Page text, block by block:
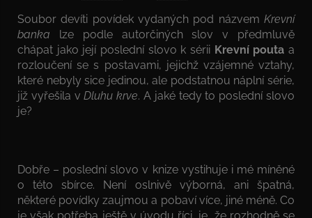
Soubor devíti povídek vydaných pod názvem Krevní
banka lze podle autorčiných slov v předmluvě
chápat jako její poslední slovo k sérii Krevní pouta a
rozloučení se s postavami, jejichž vzájemné vztahy,
které nebyly sice jedinou, ale podstatnou náplní série,
již vyřešila vDluhu krve. A jaké tedy to poslední slovo
je?
Dobře – poslední slovo v knize vystihuje i mé míněné
o této sbírce. Není oslnivě výborná, ani špatná,
některé povídky zaujmou a pobaví více, jiné méně. Co
je však potřeba ještě v úvodu říci, je, že rozhodně se